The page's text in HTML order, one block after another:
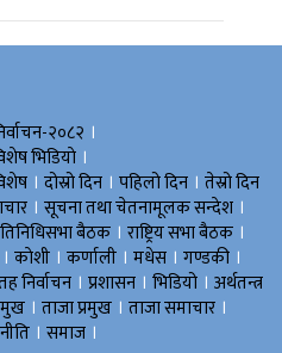
२०८२ ।
भिडियाे ।
। दोस्रो दिन । पहिलो दिन । तेस्रो दिन
। सूचना तथा चेतनामूलक सन्देश ।
बैठक । राष्ट्रिय सभा बैठक ।
। काेशी । कर्णाली । मधेस । गण्डकी ।
निर्वाचन । प्रशासन । भिडियो । अर्थतन्त्र
। ताजा प्रमुख । ताजा समाचार ।
। समाज ।